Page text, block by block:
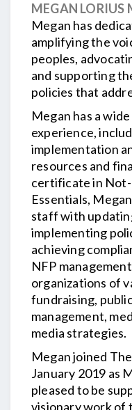
MEGAN
Megan has
amplifying the
peoples,
and supporting
policies that
Megan has a
experience,
implementation
resources and
certificate in
Essentials,
staff with
implementing
achieving
NFP
organizations of
fundraising,
management,
media strategies.
Megan joined
January 2019 as
pleased to be
visionary work of